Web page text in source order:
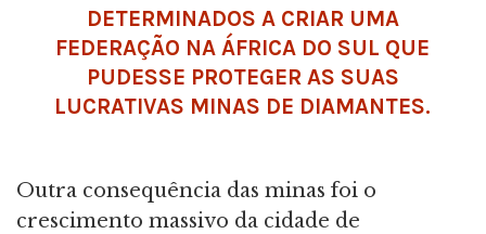
DETERMINADOS A CRIAR UMA
FEDERAÇÃO NA ÁFRICA DO SUL QUE
PUDESSE PROTEGER AS SUAS
LUCRATIVAS MINAS DE DIAMANTES.
Outra consequência das minas foi o
crescimento massivo da cidade de